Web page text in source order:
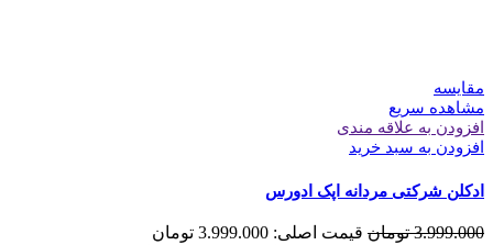
مقایسه
مشاهده سریع
افزودن به علاقه مندی
افزودن به سبد خرید
ادکلن شرکتی مردانه اپک ادورس
3.999.000 تومان
قیمت اصلی: 3.999.000 تومان